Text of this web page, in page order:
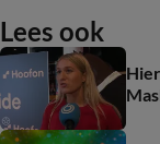
Lees ook